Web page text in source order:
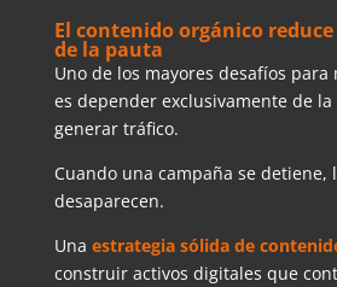
El contenido orgánico
de la pauta
Uno de los mayores desafíos para
es depender exclusivamente de
generar tráfico.
Cuando una campaña se detiene,
desaparecen.
Una estrategia sólida de
construir activos digitales que